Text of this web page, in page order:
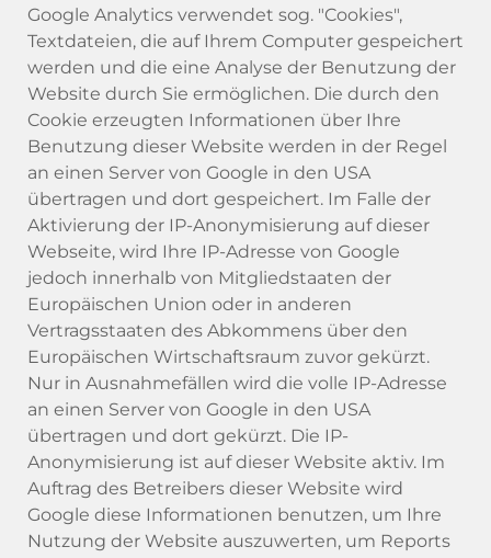
Google Analytics verwendet sog. "Cookies",
Textdateien, die auf Ihrem Computer gespeichert
werden und die eine Analyse der Benutzung der
Website durch Sie ermöglichen. Die durch den
Cookie erzeugten Informationen über Ihre
Benutzung dieser Website werden in der Regel
an einen Server von Google in den USA
übertragen und dort gespeichert. Im Falle der
Aktivierung der IP-Anonymisierung auf dieser
Webseite, wird Ihre IP-Adresse von Google
jedoch innerhalb von Mitgliedstaaten der
Europäischen Union oder in anderen
Vertragsstaaten des Abkommens über den
Europäischen Wirtschaftsraum zuvor gekürzt.
Nur in Ausnahmefällen wird die volle IP-Adresse
an einen Server von Google in den USA
übertragen und dort gekürzt. Die IP-
Anonymisierung ist auf dieser Website aktiv. Im
Auftrag des Betreibers dieser Website wird
Google diese Informationen benutzen, um Ihre
Nutzung der Website auszuwerten, um Reports